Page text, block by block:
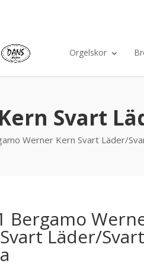
Orgelskor
Svart
Werner Kern Svart Läder/
Bergamo
Läder/Svart